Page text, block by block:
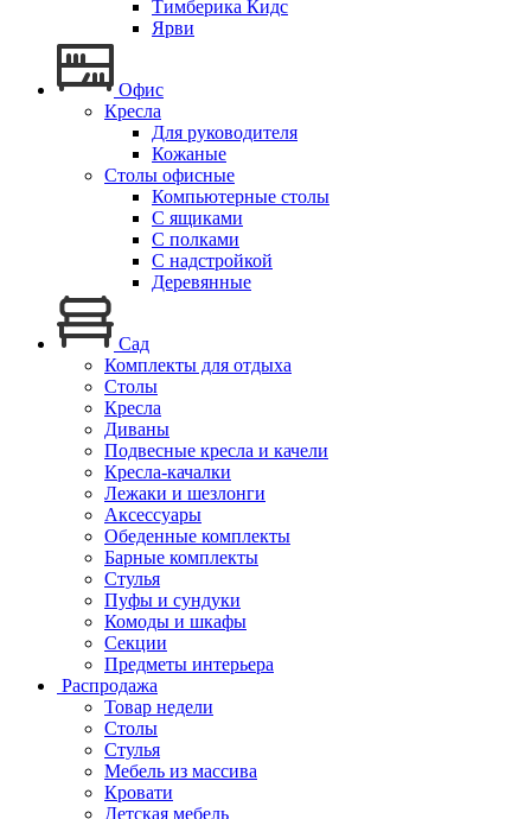
Тимберика Кидс
Ярви
Офис
Кресла
Для руководителя
Кожаные
Столы офисные
Компьютерные столы
С ящиками
С полками
С надстройкой
Деревянные
Сад
Комплекты для отдыха
Столы
Кресла
Диваны
Подвесные кресла и качели
Кресла-качалки
Лежаки и шезлонги
Аксессуары
Обеденные комплекты
Барные комплекты
Стулья
Пуфы и сундуки
Комоды и шкафы
Секции
Предметы интерьера
Распродажа
Товар недели
Столы
Стулья
Мебель из массива
Кровати
Детская мебель